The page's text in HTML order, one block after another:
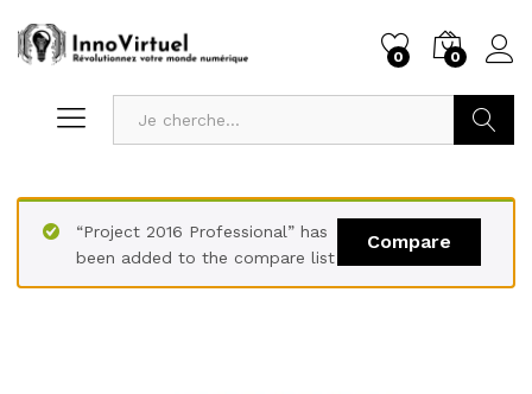
0 0
Compare
“Project 2016 Professional” has
been added to the compare list